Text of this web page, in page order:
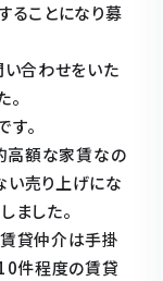
ることになり募
い合わせをいた
。
高額な家賃なの
売り上げにな
ました。
貸仲介は手掛
件程度の賃貸